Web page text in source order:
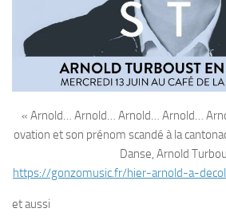
« Arnold… Arnold… Arnold… Arnold…
ovation et son prénom scandé à la
Danse, Arnold
https://gonzomusic.fr/hier-arnold-a-
et aussi